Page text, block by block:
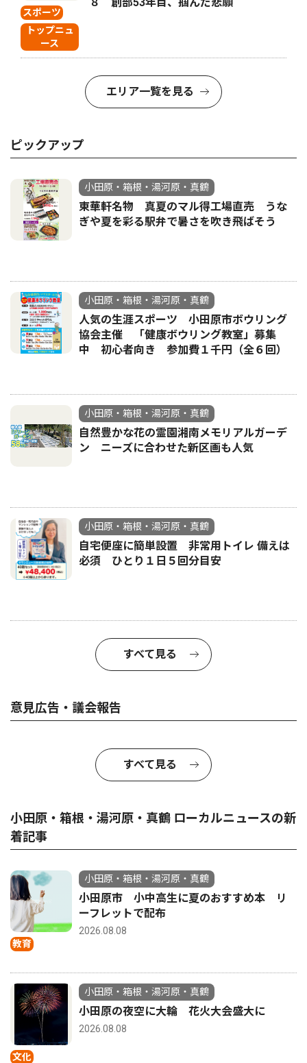
スポーツ
トップニュ
ース
エリア一覧を見る
ピックアップ
小田原・箱根・湯河原・真鶴
東華軒名物 真夏のマル得工場直売 うな
ぎや夏を彩る駅弁で暑さを吹き飛ばそう
小田原・箱根・湯河原・真鶴
人気の生涯スポーツ 小田原市ボウリング
協会主催 「健康ボウリング教室」募集
中 初心者向き 参加費１千円（全６回）
小田原・箱根・湯河原・真鶴
自然豊かな花の霊園湘南メモリアルガーデ
ン ニーズに合わせた新区画も人気
小田原・箱根・湯河原・真鶴
自宅便座に簡単設置 非常用トイレ 備えは
必須 ひとり１日５回分目安
すべて見る
意見広告・議会報告
すべて見る
小田原・箱根・湯河原・真鶴 ローカルニュースの新
着記事
教育
小田原・箱根・湯河原・真鶴
小田原市 小中高生に夏のおすすめ本 リ
ーフレットで配布
2026.08.08
文化
小田原・箱根・湯河原・真鶴
小田原の夜空に大輪 花火大会盛大に
2026.08.08